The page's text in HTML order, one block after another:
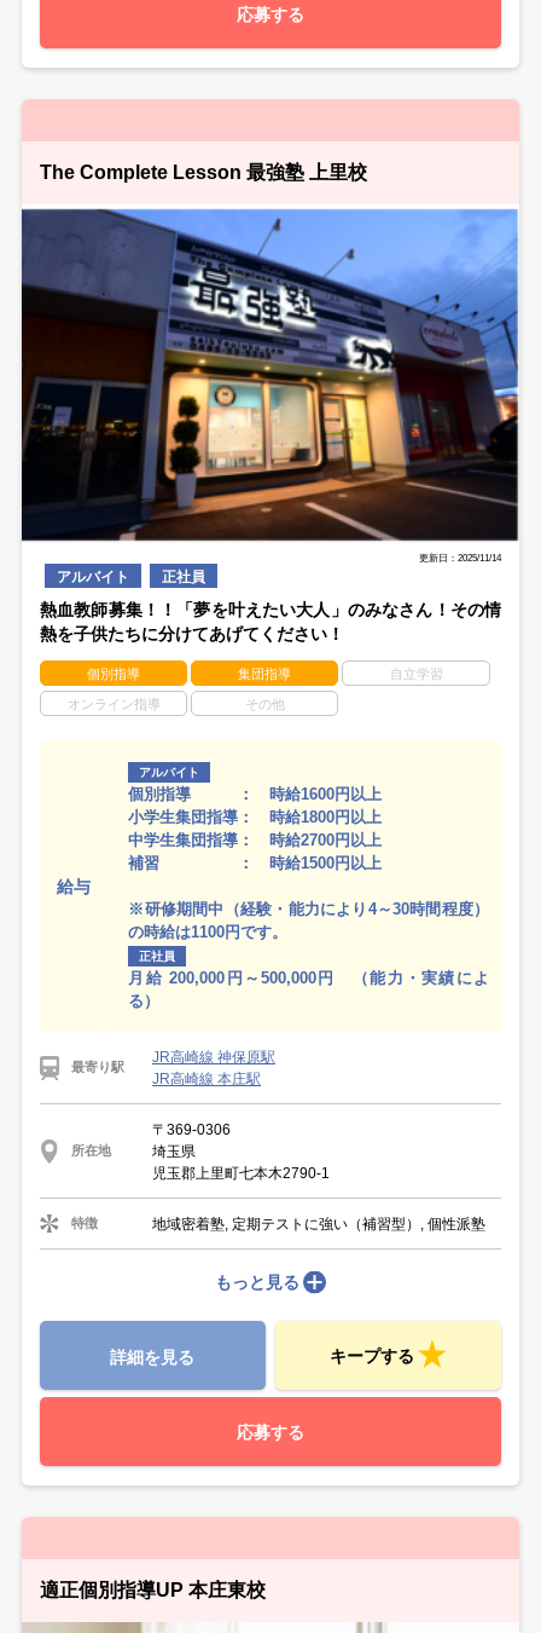
応募する
The Complete Lesson 最強塾 上里校
更新日：2025/11/14
アルバイト 正社員
熱血教師募集！！「夢を叶えたい大人」のみなさん！その情
熱を子供たちに分けてあげてください！
個別指導 集団指導 自立学習
オンライン指導 その他
給与
アルバイト
個別指導 ： 時給1600円以上
小学生集団指導： 時給1800円以上
中学生集団指導： 時給2700円以上
補習 ： 時給1500円以上
※研修期間中（経験・能力により4～30時間程度）
の時給は1100円です。
正社員
月給 200,000円～500,000円 （能力・実績によ
る）
最寄り駅
JR高崎線 神保原駅
JR高崎線 本庄駅
所在地
〒369-0306
埼玉県
児玉郡上里町七本木2790-1
特徴 地域密着塾, 定期テストに強い（補習型）, 個性派塾
もっと見る
詳細を見る キープする
応募する
適正個別指導UP 本庄東校